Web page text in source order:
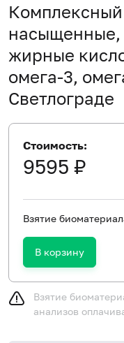
жирные
омега-3,
Светлограде
Стоимость:
9595 ₽
Взятие
В корзину
Взятие
анализов